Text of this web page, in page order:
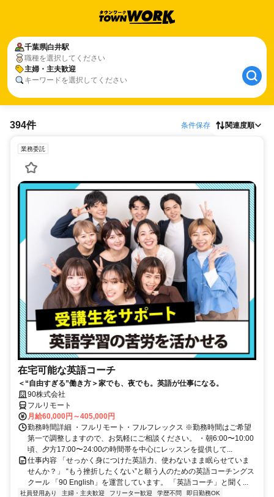
千葉県白井駅
職種を選択してください
主婦・主夫歓迎
キーワードを選択してください
394件 条件保存 関連度順
業務委託
在宅可能な英語コーチ
＜“自由すぎる”働き方＞家でも、夜でも。英語が仕事になる。
90株式会社
フルリモート
月給60,000円～405,000円
勤務時間詳細 ・フルリモート・フルフレックス ※勤務時間はご希望
第一で調整しますので、お気軽にご相談ください。 ・朝6:00〜10:00
頃、夕方17:00〜24:00の時間帯を中心にレッスンを提供して...
仕事内容 「せっかく身につけた英語力、使わないまま眠らせていま
せんか？」 “もう挫折したくない”と願う人のための英語コーチングス
クール 「90 English」を運営しています。 「英語コーチ」と聞く...
社員登用あり 主婦・主夫歓迎 フリーター歓迎 学歴不問
即日勤務OK